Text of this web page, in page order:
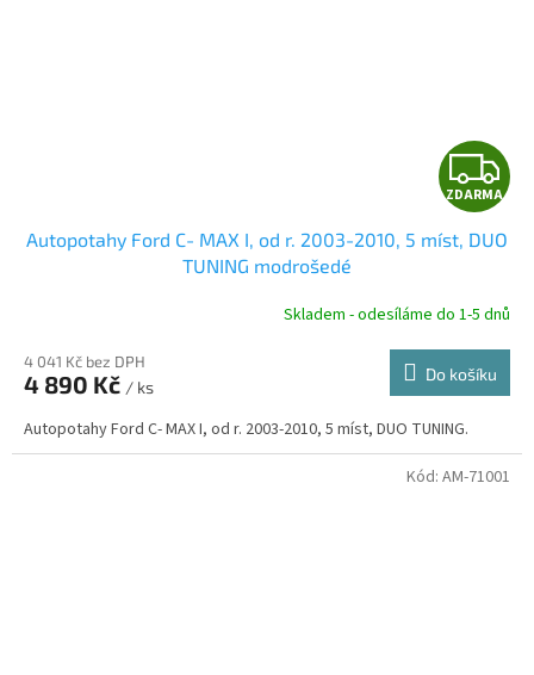
Z
D
R
ZDARMA
Autopotahy Ford C- MAX I, od r. 2003-2010, 5 míst, DUO
TUNING modrošedé
Skladem - odesíláme do 1-5 dnů
4 041 Kč bez DPH
4 890 Kč / ks
Do košíku
Autopotahy Ford C- MAX I, od r. 2003-2010, 5 míst, DUO TUNING.
Kód: AM-71001